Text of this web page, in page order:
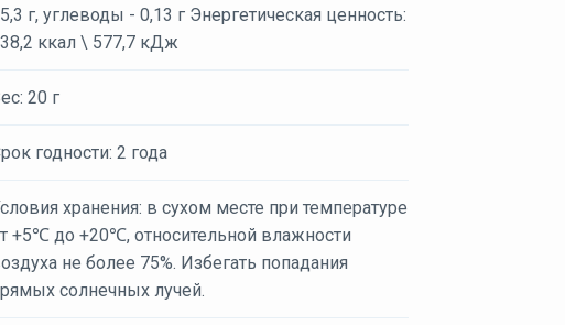
г, углеводы - 0,13 г Энергетическая ценность:
ккал \ 577,7 кДж
20 г
годности: 2 года
хранения: в сухом месте при температуре
+5℃ до +20℃, относительной влажности
не более 75%. Избегать попадания
солнечных лучей.